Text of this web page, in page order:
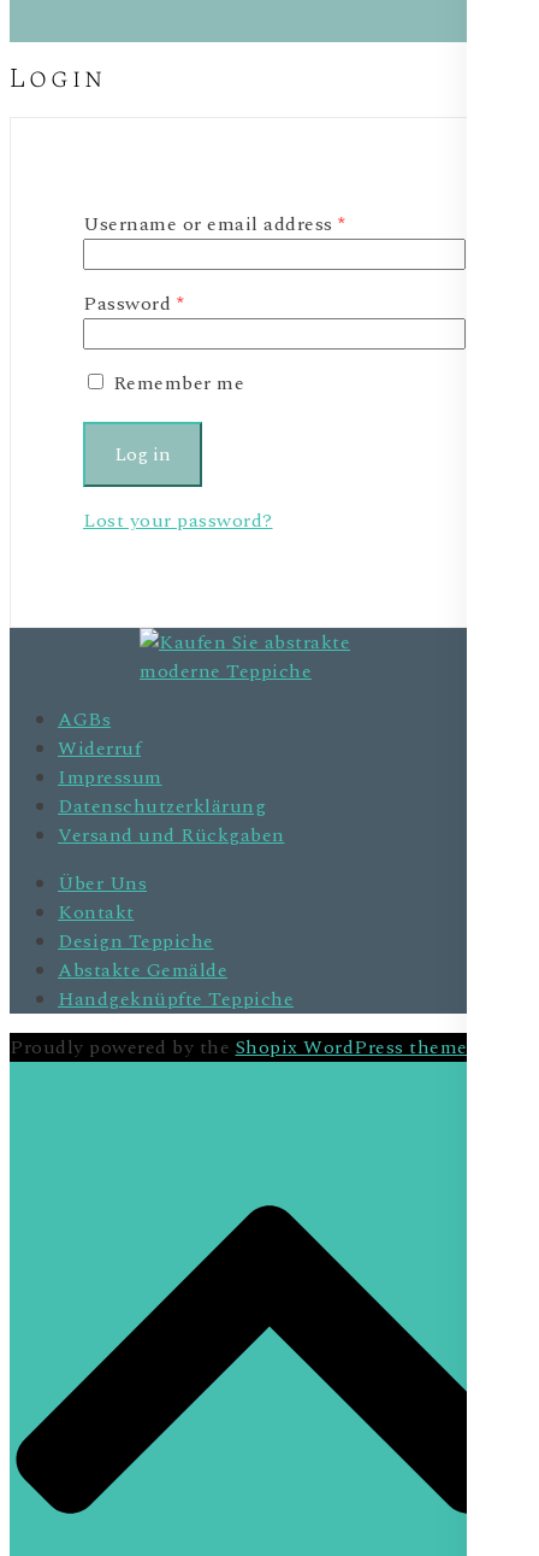
Login
Username or email address *Required
Password *Required
Remember me
Log in
Lost your password?
AGBs
Widerruf
Impressum
Datenschutzerklärung
Versand und Rückgaben
Über Uns
Kontakt
Design Teppiche
Abstakte Gemälde
Handgeknüpfte Teppiche
Proudly powered by theShopix WordPress theme